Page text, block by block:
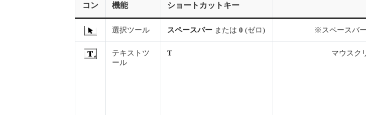
コン
機能 ショートカットキー
選択ツール スペースバー または 0 (ゼロ) ※スペースバ
テキストツ
ール
T マウスク